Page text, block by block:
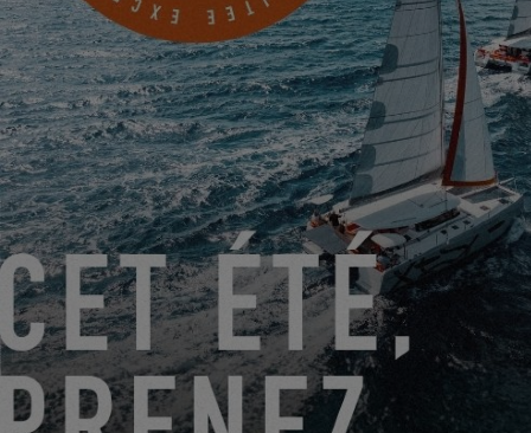
ASSISTEZ AU PONTAGE DE L’EXCESS 13 #1 !
13.03.2025
EXCESS OWNER’S STORIES - AYMERIC H.
07.03.2025